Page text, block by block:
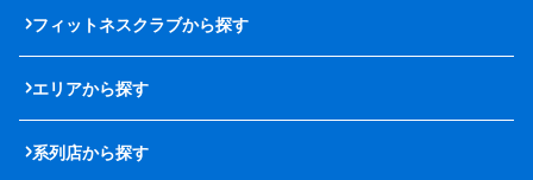
フィットネスクラブから探す
エリアから探す
系列店から探す